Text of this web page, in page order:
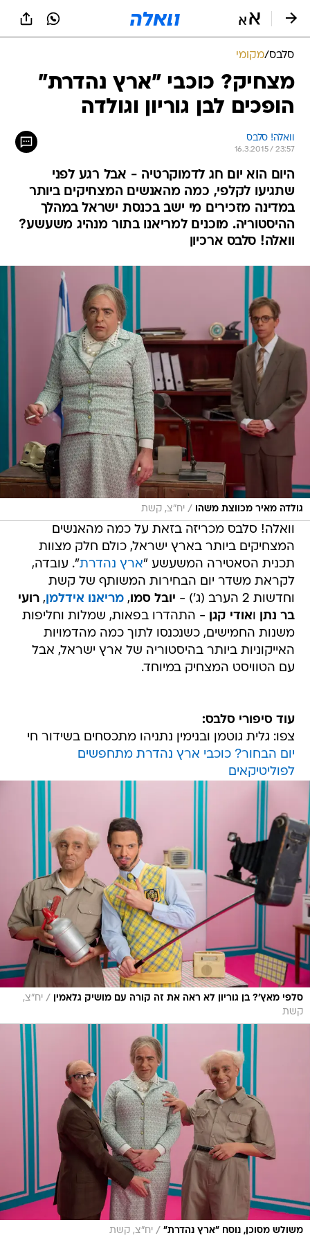
סלבס/מקומי
מצחיק? כוכבי "ארץ נהדרת"
הופכים לבן גוריון וגולדה
וואלה! סלבס
16.3.2015 / 23:57
היום הוא יום חג לדמוקרטיה - אבל רגע לפני
שתגיעו לקלפי, כמה מהאנשים המצחיקים ביותר
במדינה מזכירים מי ישב בכנסת ישראל במהלך
ההיסטוריה. מוכנים למריאנו בתור מנהיג משעשע?
וואלה! סלבס ארכיון
גולדה מאיר מכווצת משהו / יח"צ, קשת
וואלה! סלבס מכריזה בזאת על כמה מהאנשים
המצחיקים ביותר בארץ ישראל, כולם חלק מצוות
תכנית הסאטירה המשעשע "ארץ נהדרת". עובדה,
לקראת משדר יום הבחירות המשותף של קשת
וחדשות 2 הערב (ג') -
יובל סמו,מריאנו אידלמן,רועי
בר נתן ואודי קגן - התהדרו בפאות, שמלות וחליפות
משנות החמישים, כשנכנסו לתוך כמה מהדמויות
האייקוניות ביותר בהיסטוריה של ארץ ישראל, אבל
עם הטוויסט המצחיק במיוחד.
עוד סיפורי סלבס:
צפו: גלית גוטמן ובנימין נתניהו מתכסחים בשידור חי
יום הבחור? כוכבי ארץ נהדרת מתחפשים
לפוליטיקאים
סלפי מאץ'? בן גוריון לא ראה את זה קורה עם מושיק גלאמין / יח"צ,
קשת
משולש מסוכן, נוסח "ארץ נהדרת" / יח"צ, קשת